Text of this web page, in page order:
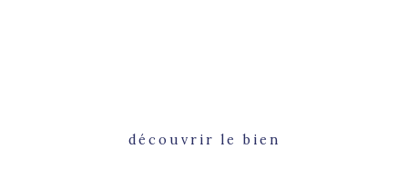
découvrir le bien